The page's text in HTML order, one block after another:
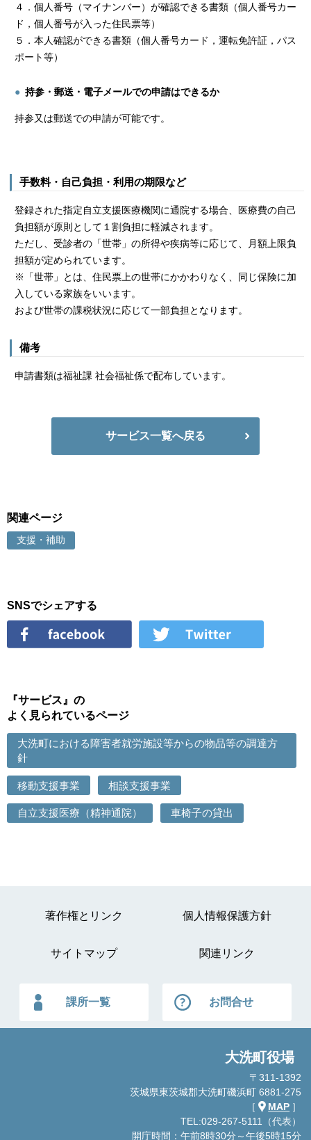
４．個人番号（マイナンバー）が確認できる書類（個人番号カー
ド，個人番号が入った住民票等）
５．本人確認ができる書類（個人番号カード，運転免許証，パス
ポート等）
持参・郵送・電子メールでの申請はできるか
持参又は郵送での申請が可能です。
手数料・自己負担・利用の期限など
登録された指定自立支援医療機関に通院する場合、医療費の自己
負担額が原則として１割負担に軽減されます。
ただし、受診者の「世帯」の所得や疾病等に応じて、月額上限負
担額が定められています。
※「世帯」とは、住民票上の世帯にかかわりなく、同じ保険に加
入している家族をいいます。
および世帯の課税状況に応じて一部負担となります。
備考
申請書類は福祉課 社会福祉係で配布しています。
サービス一覧へ戻る
関連ページ
支援・補助
SNSでシェアする
『サービス』の
よく見られているページ
大洗町における障害者就労施設等からの物品等の調達方
針
移動支援事業 相談支援事業
自立支援医療（精神通院） 車椅子の貸出
著作権とリンク 個人情報保護方針
サイトマップ 関連リンク
課所一覧 お問合せ
大洗町役場
〒311-1392
茨城県東茨城郡大洗町磯浜町 6881-275
［
MAP ］
TEL:029-267-5111（代表）
開庁時間：午前8時30分～午後5時15分